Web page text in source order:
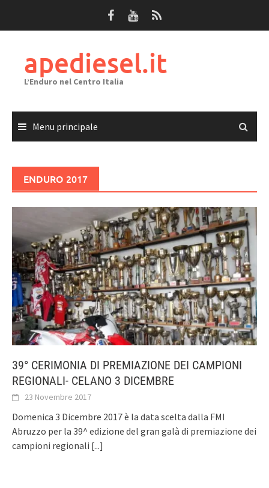
apediesel.it
L’Enduro nel Centro Italia
Menu principale
ENDURO 2017
39° CERIMONIA DI PREMIAZIONE DEI CAMPIONI
REGIONALI- CELANO 3 DICEMBRE
23 Novembre 2017
Domenica 3 Dicembre 2017 è la data scelta dalla FMI
Abruzzo per la 39^ edizione del gran galà di premiazione dei
campioni regionali [...]